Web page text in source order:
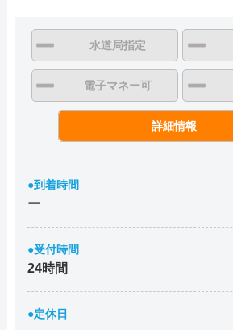
水道局指定
電子マネー可
詳細情報
●到着時間
ー
●受付時間
24時間
●定休日